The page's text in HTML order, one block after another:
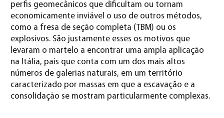
perfis geomecânicos que dificultam ou tornam
economicamente inviável o uso de outros métodos,
como a fresa de seção completa (TBM) ou os
explosivos. São justamente esses os motivos que
levaram o martelo a encontrar uma ampla aplicação
na Itália, país que conta com um dos mais altos
números de galerias naturais, em um território
caracterizado por massas em que a escavação e a
consolidação se mostram particularmente complexas.